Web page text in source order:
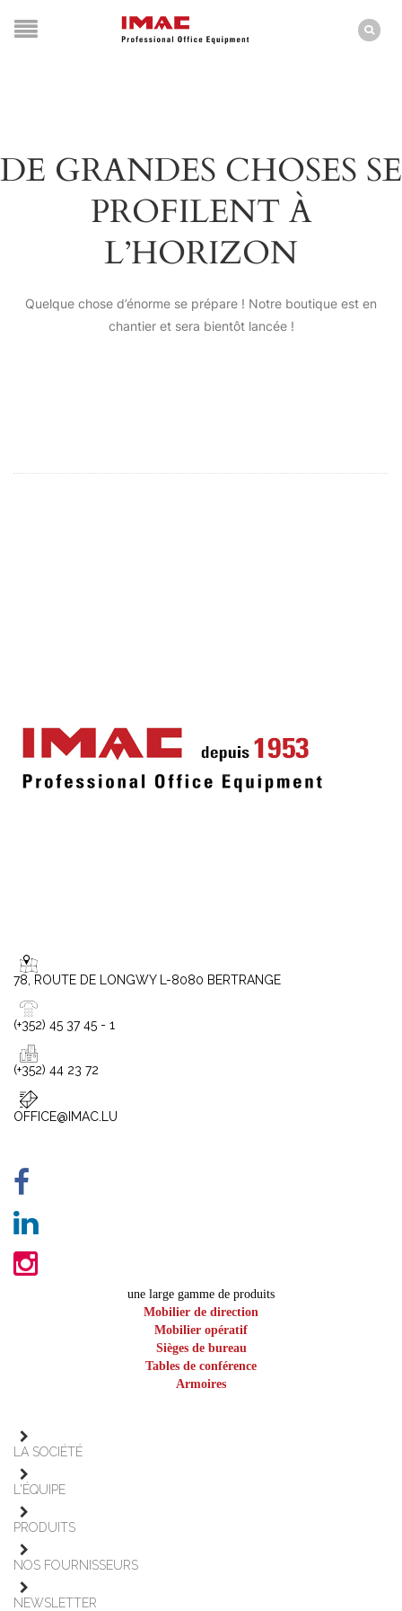
DE GRANDES CHOSES SE
PROFILENT À
L’HORIZON
Quelque chose d’énorme se prépare ! Notre boutique est en
chantier et sera bientôt lancée !
78, ROUTE DE LONGWY L-8080 BERTRANGE
(+352) 45 37 45 - 1
(+352) 44 23 72
OFFICE@IMAC.LU
une large gamme de produits
Mobilier de direction
Mobilier opératif
Sièges de bureau
Tables de conférence
Armoires
LA SOCIÉTÉ
L'ÉQUIPE
PRODUITS
NOS FOURNISSEURS
NEWSLETTER